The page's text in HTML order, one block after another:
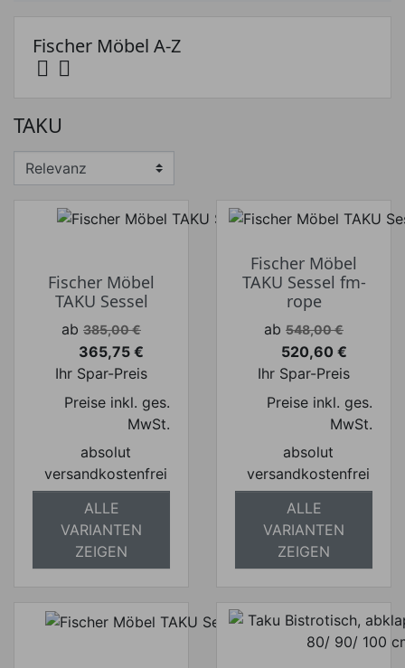
Preis
Preis von
€
Fischer Möbel A-Z
 
TAKU
Fischer Möbel
TAKU Sessel
Verkaufspreis
ab 385,00 €
Preis
365,75 €
Ihr Spar-Preis
Preise inkl. ges.
MwSt.
absolut
versandkostenfrei
ALLE
VARIANTEN
ZEIGEN
Fischer Möbel
TAKU Sessel fm-
rope
Verkaufspreis
ab 548,00 €
Preis
520,60 €
Ihr Spar-Preis
Preise inkl. ges.
MwSt.
absolut
versandkostenfrei
ALLE
VARIANTEN
ZEIGEN